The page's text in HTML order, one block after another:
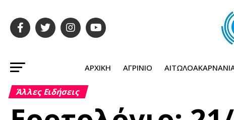
ΑΡΧΙΚΉ ΑΓΡΊΝΙΟ
Άλλες Ειδήσεις